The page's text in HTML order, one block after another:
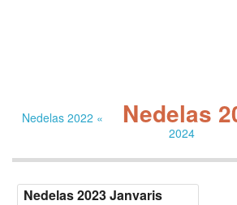
Nedelas 2022 « Nedelas
2024
Nedelas 2023 Janvaris